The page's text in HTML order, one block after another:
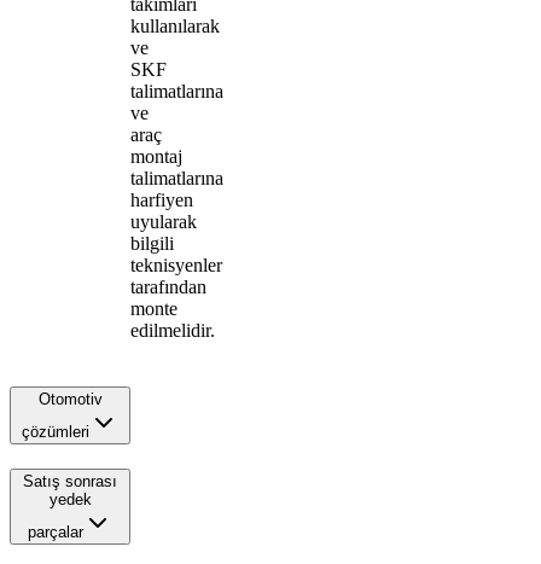
kullanılarak
ve
SKF
talimatlarına
ve
araç
montaj
talimatlarına
harfiyen
uyularak
bilgili
teknisyenler
tarafından
monte
edilmelidir.
Otomotiv
çözümleri
Satış sonrası
yedek
parçalar